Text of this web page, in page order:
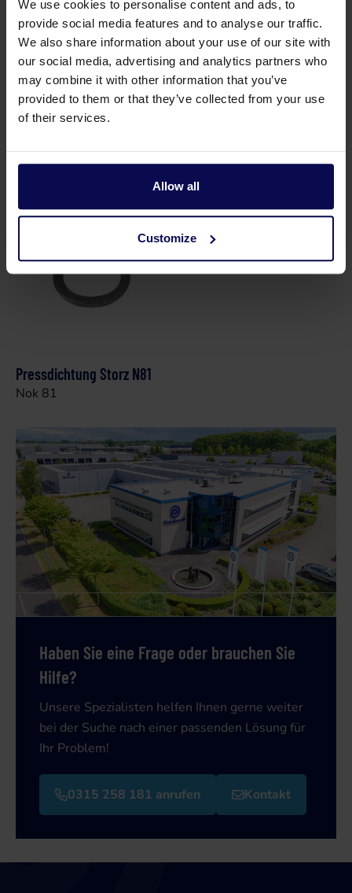
We use cookies to personalise content and ads, to
provide social media features and to analyse our traffic.
We also share information about your use of our site with
our social media, advertising and analytics partners who
may combine it with other information that you’ve
provided to them or that they’ve collected from your use
of their services.
Allow all
Customize
Saugdichtung Storz N81
Nok 81
Schlüssel Storz
Pressdichtung Storz N81
Nok 81
Haben Sie eine Frage oder brauchen Sie
Hilfe?
Unsere Spezialisten helfen Ihnen gerne weiter
bei der Suche nach einer passenden Lösung für
Ihr Problem!
0315 258 181 anrufen Kontakt